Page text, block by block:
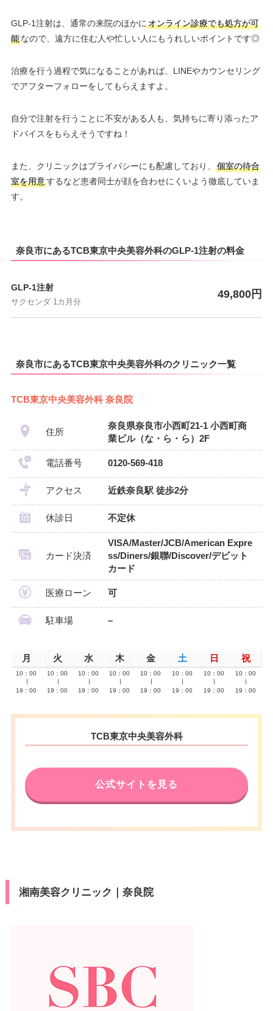
GLP-1注射は、通常の来院のほかにオンライン診療でも処方が可
能なので、遠方に住む人や忙しい人にもうれしいポイントです◎
治療を行う過程で気になることがあれば、LINEやカウンセリング
でアフターフォローをしてもらえますよ。
自分で注射を行うことに不安がある人も、気持ちに寄り添ったア
ドバイスをもらえそうですね！
また、クリニックはプライバシーにも配慮しており、
個室の待合
室を用意するなど患者同士が顔を合わせにくいよう徹底していま
す。
奈良市にあるTCB東京中央美容外科のGLP-1注射の料金
GLP-1注射
サクセンダ 1カ月分
49,800円
奈良市にあるTCB東京中央美容外科のクリニック一覧
TCB東京中央美容外科 奈良院
住所
奈良県奈良市小西町21-1 小西町商
業ビル（な・ら・ら）2F
電話番号 0120-569-418
アクセス 近鉄奈良駅 徒歩2分
休診日 不定休
カード決済
VISA/Master/JCB/American Expre
ss/Diners/銀聯/Discover/デビット
カード
医療ローン 可
駐車場 –
月 火 水 木 金 土 日 祝
10：00
19：00
10：00
19：00
10：00
19：00
10：00
19：00
10：00
19：00
10：00
19：00
10：00
19：00
10：00
19：00
TCB東京中央美容外科
公式サイトを見る
湘南美容クリニック｜奈良院